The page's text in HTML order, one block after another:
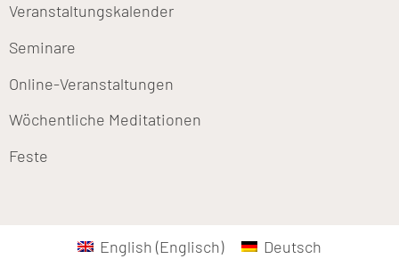
Veranstaltungskalender
Seminare
Online-Veranstaltungen
Wöchentliche Meditationen
Feste
English (Englisch) Deutsch